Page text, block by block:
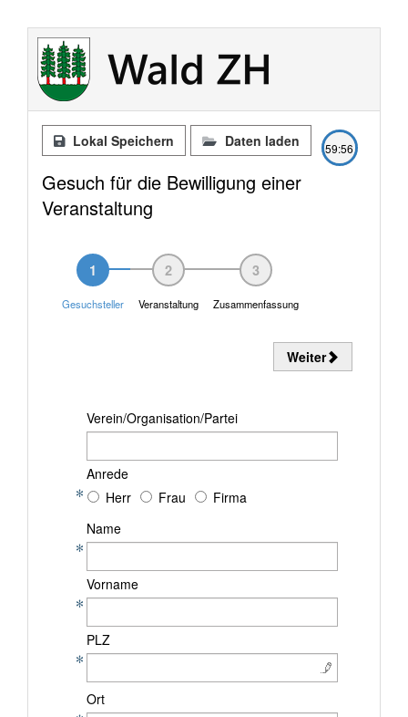
59:56
Lokal Speichern Daten laden
Gesuch für die Bewilligung einer
Veranstaltung
1
Gesuchsteller
2
Veranstaltung
3
Zusammenfassung
Weiter
Verein/Organisation/Partei
Anrede
Herr
Frau
Firma
Name
Vorname
PLZ
Ort